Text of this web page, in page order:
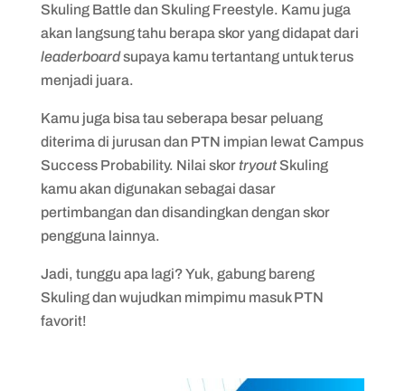
Skuling Battle dan Skuling Freestyle. Kamu juga
akan langsung tahu berapa skor yang didapat dari
leaderboardsupaya kamu tertantang untuk terus
menjadi juara.
Kamu juga bisa tau seberapa besar peluang
diterima di jurusan dan PTN impian lewat Campus
Success Probability. Nilai skor tryout Skuling
kamu akan digunakan sebagai dasar
pertimbangan dan disandingkan dengan skor
pengguna lainnya.
Jadi, tunggu apa lagi? Yuk, gabung bareng
Skuling dan wujudkan mimpimu masuk PTN
favorit!